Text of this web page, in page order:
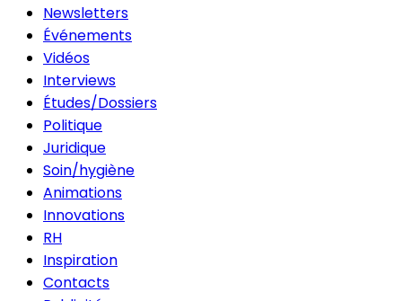
Newsletters
Événements
Vidéos
Interviews
Études/Dossiers
Politique
Juridique
Soin/hygiène
Animations
Innovations
RH
Inspiration
Contacts